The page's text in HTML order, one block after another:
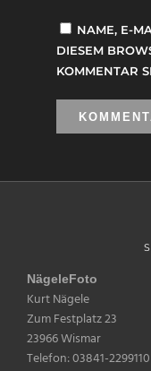
NAME, E-
DIESEM
KOMMENTAR
NägeleFoto
Kurt Nägele
Zum Festplatz 23
23966 Wismar
Telefon: 03841-